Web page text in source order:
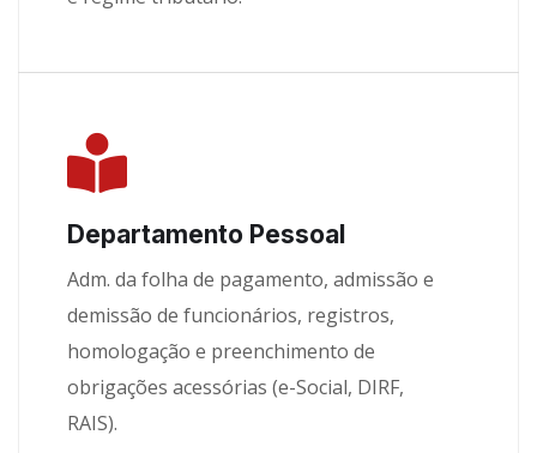
Departamento Pessoal
Adm. da folha de pagamento, admissão e
demissão de funcionários, registros,
homologação e preenchimento de
obrigações acessórias (e-Social, DIRF,
RAIS).